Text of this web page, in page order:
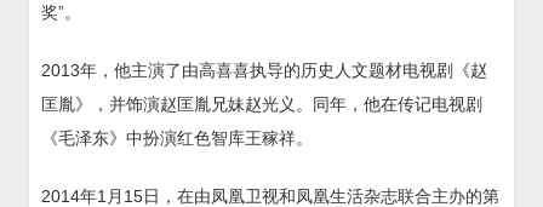
奖”。
2013年，他主演了由高喜喜执导的历史人文题材电视剧《赵
匡胤》，并饰演赵匡胤兄妹赵光义。同年，他在传记电视剧
《毛泽东》中扮演红色智库王稼祥。
2014年1月15日，在由凤凰卫视和凤凰生活杂志联合主办的第